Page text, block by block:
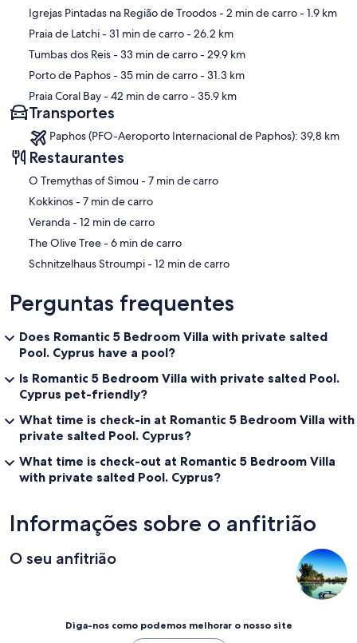
Mapa
Igrejas Pintadas na Região de Troodos- 2 min de carro- 1.9 km
Praia de Latchi- 31 min de carro- 26.2 km
Tumbas dos Reis- 33 min de carro- 29.9 km
Porto de Paphos- 35 min de carro- 31.3 km
Praia Coral Bay- 42 min de carro- 35.9 km
Transportes
Paphos (PFO-Aeroporto Internacional de Paphos): 39,8 km
Restaurantes
‪O Tremythas of Simou - ‬7 min de carro
‪Kokkinos - ‬7 min de carro
‪Veranda - ‬12 min de carro
‪The Olive Tree - ‬6 min de carro
‪Schnitzelhaus Stroumpi - ‬12 min de carro
Perguntas frequentes
Does Romantic 5 Bedroom Villa with private salted
Pool. Cyprus have a pool?
Is Romantic 5 Bedroom Villa with private salted Pool.
Cyprus pet-friendly?
What time is check-in at Romantic 5 Bedroom Villa with
private salted Pool. Cyprus?
What time is check-out at Romantic 5 Bedroom Villa
with private salted Pool. Cyprus?
Informações sobre o anfitrião
O seu anfitrião
Diga-nos como podemos melhorar o nosso site